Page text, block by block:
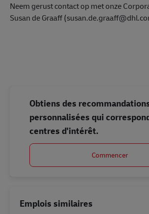
Neem gerust contact op met onze
Susan de Graaff
Obtiens des
personnalisées qui
centres d'intérêt.
Commencer
Emplois similaires